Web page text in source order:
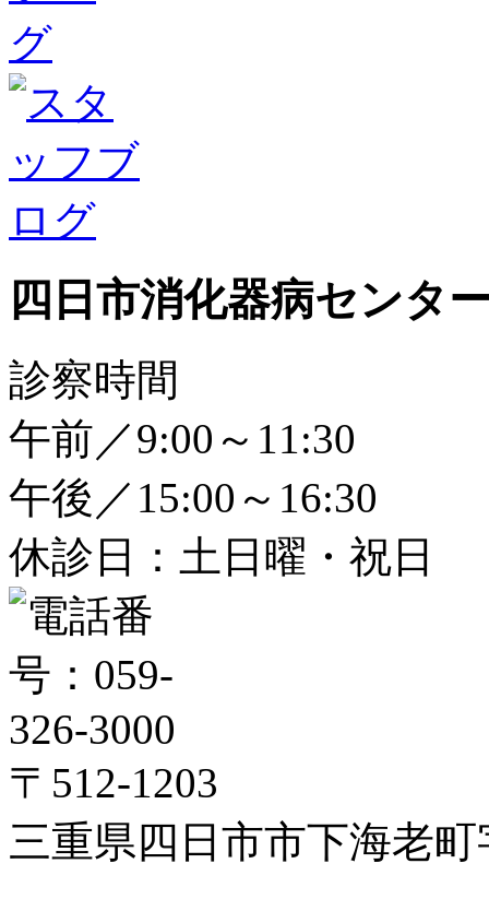
四日市消化器病センタ
診察時間
午前／9:00～11:30
午後／15:00～16:30
休診日：土日曜・祝日
〒512-1203
三重県四日市市下海老町